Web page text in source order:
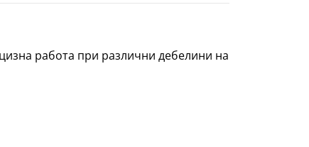
работа при различни дебелини на